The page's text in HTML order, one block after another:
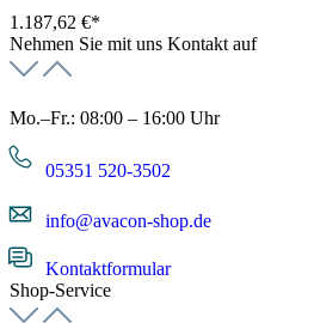
1.187,62 €*
Nehmen Sie mit uns Kontakt auf
Mo.–Fr.: 08:00 – 16:00 Uhr
05351 520-3502
info@avacon-shop.de
Kontaktformular
Shop-Service